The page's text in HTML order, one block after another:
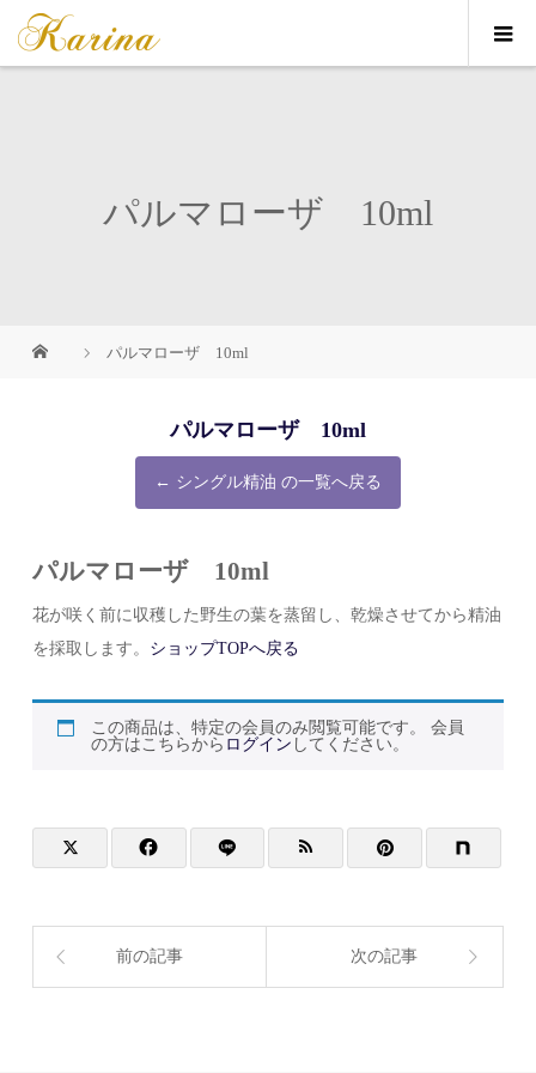
パルマローザ 10ml
パルマローザ 10ml
パルマローザ 10ml
← シングル精油 の一覧へ戻る
パルマローザ 10ml
花が咲く前に収穫した野生の葉を蒸留し、乾燥させてから精油
を採取します。 ショップTOPへ戻る
この商品は、特定の会員のみ閲覧可能です。 会員
の方はこちらから ログイン してください。
前の記事 次の記事